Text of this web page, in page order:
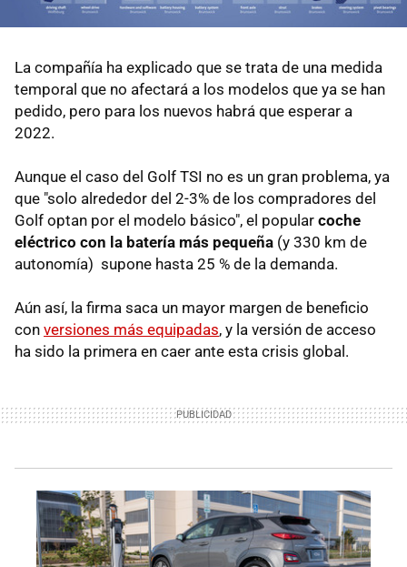
La compañía ha explicado que se trata de una medida
temporal que no afectará a los modelos que ya se han
pedido, pero para los nuevos habrá que esperar a
2022.
Aunque el caso del Golf TSI no es un gran problema, ya
que "solo alrededor del 2-3% de los compradores del
Golf optan por el modelo básico", el popular coche
eléctrico con la batería más pequeña (y 330 km de
autonomía) supone hasta 25 % de la demanda.
Aún así, la firma saca un mayor margen de beneficio
con versiones más equipadas, y la versión de acceso
ha sido la primera en caer ante esta crisis global.